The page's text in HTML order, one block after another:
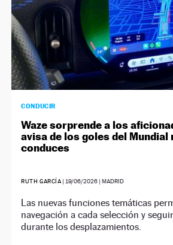
CONDUCIR
Waze sorprende a los
avisa de los goles del
conduces
RUTH GARCÍA | 19/06/2026 | MADRID
Las nuevas funciones temáticas
navegación a cada selección y
durante los desplazamientos.